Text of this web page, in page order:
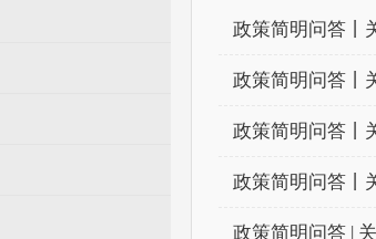
政策简明问答丨
政策简明问答丨
政策简明问答丨
政策简明问答丨
政策简明问答 |